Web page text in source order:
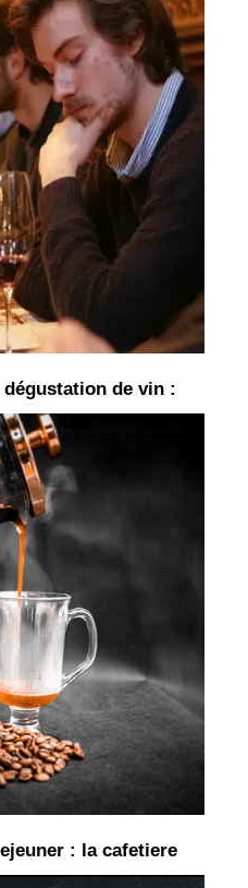
de vin :
: la cafetiere